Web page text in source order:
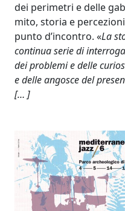
dei perimetri e delle
mito, storia e
punto d’incontro. «La
continua serie di
dei problemi e delle
e delle angosce del
[… ]